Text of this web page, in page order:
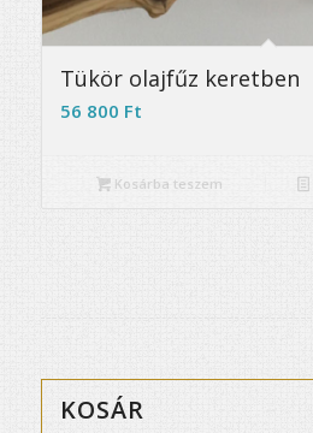
Tükör olajfűz keretben
56 800 Ft
Kosárba teszem
KOSÁR